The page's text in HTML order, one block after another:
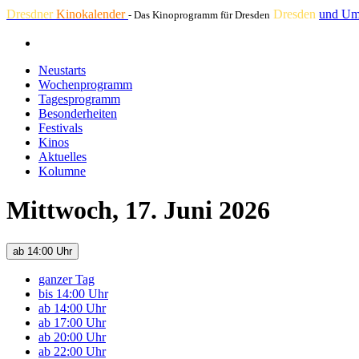
DresdnerKinokalender - Das Kinoprogramm für Dresden Dresden und
Neustarts
Wochenprogramm
Tagesprogramm
Besonderheiten
Festivals
Kinos
Aktuelles
Kolumne
Mittwoch, 17. Juni 2026
ab 14:00 Uhr
ganzer Tag
bis 14:00 Uhr
ab 14:00 Uhr
ab 17:00 Uhr
ab 20:00 Uhr
ab 22:00 Uhr